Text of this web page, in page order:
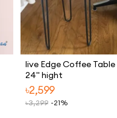
live Edge Coffee Table
24" hight
৳2,599
৳3,299 -21%